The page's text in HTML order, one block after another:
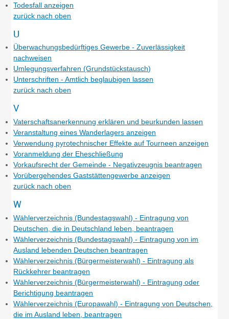
Todesfall anzeigen
zurück nach oben
U
Überwachungsbedürftiges Gewerbe - Zuverlässigkeit
nachweisen
Umlegungsverfahren (Grundstückstausch)
Unterschriften - Amtlich beglaubigen lassen
zurück nach oben
V
Vaterschaftsanerkennung erklären und beurkunden lassen
Veranstaltung eines Wanderlagers anzeigen
Verwendung pyrotechnischer Effekte auf Tourneen anzeigen
Voranmeldung der Eheschließung
Vorkaufsrecht der Gemeinde - Negativzeugnis beantragen
Vorübergehendes Gaststättengewerbe anzeigen
zurück nach oben
W
Wählerverzeichnis (Bundestagswahl) - Eintragung von
Deutschen, die in Deutschland leben, beantragen
Wählerverzeichnis (Bundestagswahl) - Eintragung von im
Ausland lebenden Deutschen beantragen
Wählerverzeichnis (Bürgermeisterwahl) - Eintragung als
Rückkehrer beantragen
Wählerverzeichnis (Bürgermeisterwahl) - Eintragung oder
Berichtigung beantragen
Wählerverzeichnis (Europawahl) - Eintragung von Deutschen,
die im Ausland leben, beantragen